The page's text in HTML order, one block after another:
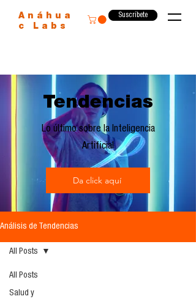
Anáhua
c Labs
Suscríbete
Tendencias
Lo último sobre la Inteligencia
Artificial
Da click aquí
Análisis de Tendencias
All Posts
Salud y
All Posts